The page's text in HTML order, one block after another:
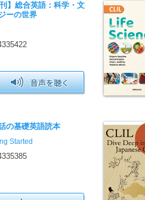
刊】総合英語：科学・文
ーの世界
の基礎英語読本
Started